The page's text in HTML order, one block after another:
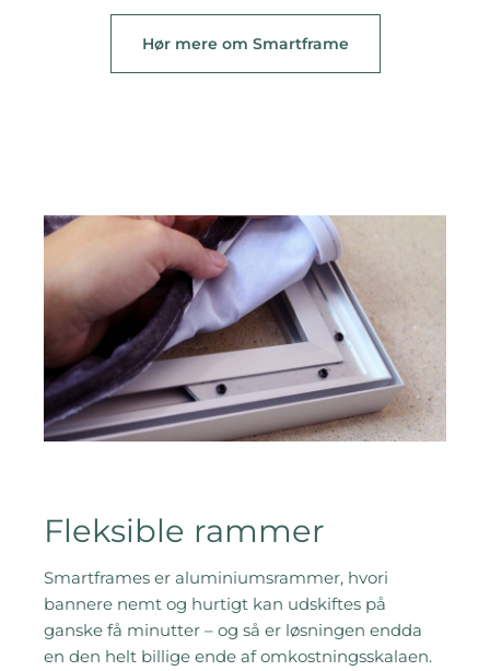
Hør mere om Smartframe
Fleksible rammer​
Smartframes er aluminiumsrammer, hvori
bannere nemt og hurtigt kan udskiftes på
ganske få minutter – og så er løsningen endda
en den helt billige ende af omkostningsskalaen.